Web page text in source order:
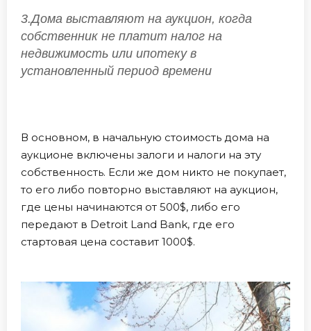
3.Дома выставляют на аукцион, когда
собственник не платит налог на
недвижимость или ипотеку в
установленный период времени
В основном, в начальную стоимость дома на
аукционе включены залоги и налоги на эту
собственность. Если же дом никто не покупает,
то его либо повторно выставляют на аукцион,
где цены начинаются от 500$, либо его
передают в Detroit Land Bank, где его
стартовая цена составит 1000$.